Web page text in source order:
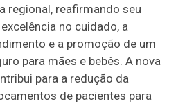
regional, reafirmando seu
no cuidado, a
e a promoção de um
para mães e bebês. A nova
para a redução da
de pacientes para